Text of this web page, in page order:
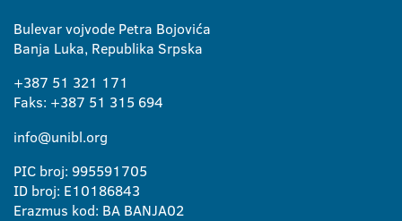
Bulevar vojvode Petra Bojovića
Banja Luka, Republika Srpska
+387 51 321 171
Faks: +387 51 315 694
info@unibl.org
PIC broj: 995591705
ID broj: E10186843
Erazmus kod: BA BANJA02